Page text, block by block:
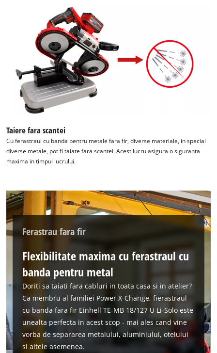
Avem nevoie de acordul dvs. pentru a
incarca serviciul Google Maps!
visitor. The website owner needs to setup
the site with their CMP to add this content
to the list of technologies used.
Taiere fara scantei
Cu ferastraul cu banda pentru metale fara fir, diverse materiale, in special
diverse metale, pot fi taiate fara scantei. Acest lucru asigura o siguranta
maxima in timpul lucrului.
Ferastrau fara fir
Flexibilitate maxima cu ferastraul cu
banda pentru metal
Doriti sa taiati fara cabluri in toata casa si in atelier?
Ca membru al familiei Power X-Change, fierastraul
cu banda fara fir Einhell TE-MB 18/127 U Li-Solo este
unealta perfecta in acest scop - mai ales cand vine
vorba de separarea metalului, aluminiului, otelului
si altele asemenea.